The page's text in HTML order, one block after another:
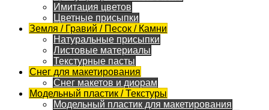
Имитация цветов
Цветные присыпки
Земля / Гравий / Песок / Камни
Натуральные присыпки
Листовые материалы
Текстурные пасты
Снег для макетирования
Снег макетов и диорам
Модельный пластик / Текстуры
Модельный пластик для макетирования